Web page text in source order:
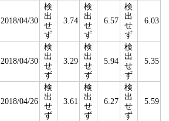
2018/04/30
検
出
せ
ず
3.74
検
出
せ
ず
6.57
検
出
せ
ず
6.03
2018/04/30
検
出
せ
ず
3.29
検
出
せ
ず
5.94
検
出
せ
ず
5.35
2018/04/26
検
出
せ
ず
3.61
検
出
せ
ず
6.27
検
出
せ
ず
5.59